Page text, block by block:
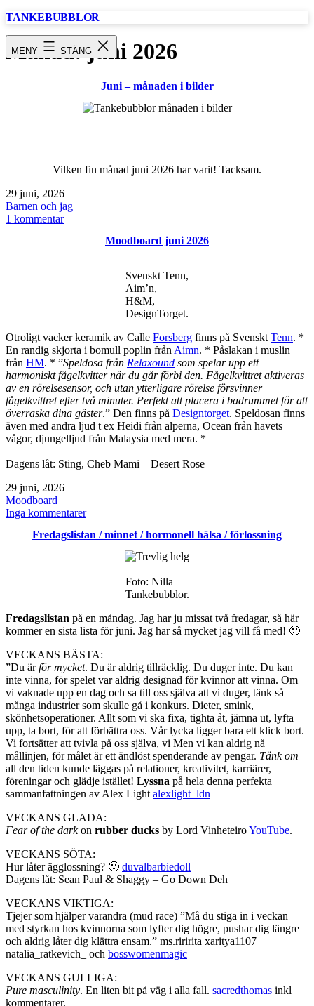
Hoppa
TANKEBUBBLOR
MENY STÄNG
Månad: juni 2026
Juni – månaden i bilder
Vilken fin månad juni 2026 har varit! Tacksam.
Publicerat
den
29 juni, 2026
Kategoriserat
som
Barnen och jag
1 kommentartill
Moodboard juni 2026
Svenskt Tenn,
Aim’n,
H&M,
DesignTorget.
Otroligt vacker keramik av Calle Forsberg finns på Svenskt Tenn. *
En randig skjorta i bomull poplin från Aimn. * Påslakan i muslin
från HM. * ”Speldosa från Relaxound som spelar upp ett
harmoniskt fågelkvitter när du går förbi den. Fågelkvittret aktiveras
av en rörelsesensor, och utan ytterligare rörelse försvinner
fågelkvittret efter två minuter. Perfekt att placera i badrummet för att
överraska dina gäster.” Den finns på Designtorget. Speldosan finns
även med andra ljud t ex Heidi från alperna, Ocean från havets
vågor, djungelljud från Malaysia med mera. *
Dagens låt: Sting, Cheb Mami – Desert Rose
Publicerat
den
29 juni, 2026
Kategoriserat
som
Moodboard
Inga kommentarertill
juni
Fredagslistan / minnet / hormonell hälsa / förlossning
Foto: Nilla
Tankebubblor.
Fredagslistan på en måndag. Jag har ju missat två fredagar, så här
kommer en sista lista för juni. Jag har så mycket jag vill få med! 🙂
VECKANS BÄSTA:
”Du ärför mycket. Du är aldrig tillräcklig. Du duger inte. Du kan
inte vinna, för spelet var aldrig designad för kvinnor att vinna. Om
vi vaknade upp en dag och sa till oss själva att vi duger, tänk så
många industrier som skulle gå i konkurs. Dieter, smink,
skönhetsoperationer. Allt som vi ska fixa, tighta åt, jämna ut, lyfta
upp, ta bort, för att förbättra oss. Vår lycka ligger bara ett klick bort.
Vi fortsätter att tvivla på oss själva, vi Men vi kan aldrig nå
mållinjen, för målet är ett ändlöst spenderande av pengar. Tänk om
all den tiden kunde läggas på relationer, kreativitet, karriärer,
föreningar och glädje istället! Lyssna på hela denna perfekta
sammanfattningen av Alex Light alexlight_ldn
VECKANS GLADA:
Fear of the darkon rubber ducks by Lord VinheteiroYouTube.
VECKANS SÖTA:
Hur låter ägglossning? 🙂 duvalbarbiedoll
Dagens låt: Sean Paul & Shaggy – Go Down Deh
VECKANS VIKTIGA:
Tjejer som hjälper varandra (mud race) ”Må du stiga in i veckan
med styrkan hos kvinnorna som lyfter dig högre, pushar dig längre
och aldrig låter dig klättra ensam.” ms.riririta xaritya1107
natalia_ratkevich_ och bosswomenmagic
VECKANS GULLIGA:
Pure masculinity. En liten bit på väg i alla fall. sacredthomas inkl
kommentarer.